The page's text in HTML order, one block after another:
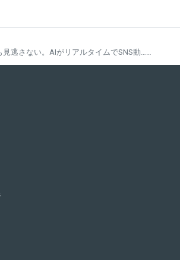
見逃さない。AIがリアルタイムでSNS動……